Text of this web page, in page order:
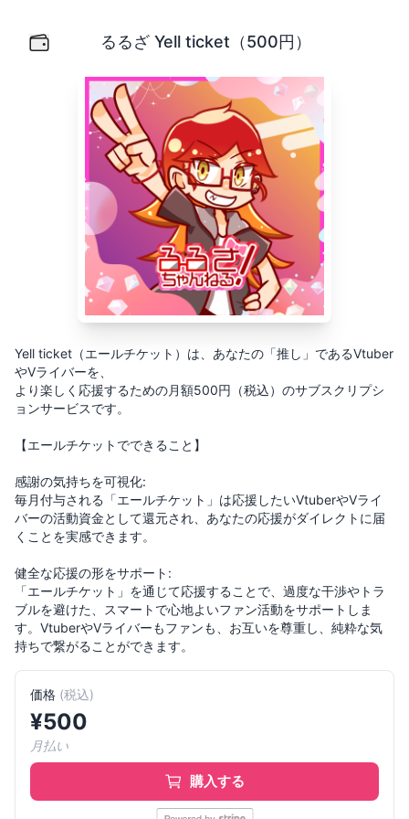
るるざ Yell ticket（500円）
Yell ticket（エールチケット）は、あなたの「推し」であるVtuber
やVライバーを、
より楽しく応援するための月額500円（税込）のサブスクリプシ
ョンサービスです。
【エールチケットでできること】
感謝の気持ちを可視化:
毎月付与される「エールチケット」は応援したいVtuberやVライ
バーの活動資金として還元され、あなたの応援がダイレクトに届
くことを実感できます。
健全な応援の形をサポート:
「エールチケット」を通じて応援することで、過度な干渉やトラ
ブルを避けた、スマートで心地よいファン活動をサポートしま
す。VtuberやVライバーもファンも、お互いを尊重し、純粋な気
価格 (税込)
¥500
月払い
購入する